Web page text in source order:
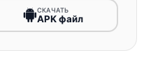
СКАЧАТЬ
APK файл